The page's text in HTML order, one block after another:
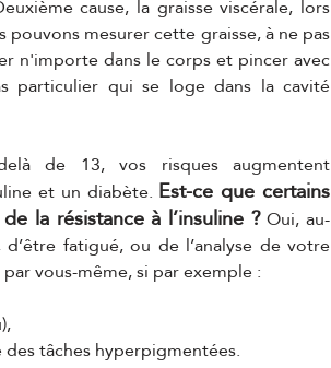
cause, la graisse viscérale, lors
pouvons mesurer cette graisse, à ne pas
n'importe dans le corps et pincer avec
particulier qui se loge dans la cavité
de 13, vos risques augmentent
et un diabète. Est-ce que certains
la résistance à l’insuline ? Oui, au-
fatigué, ou de l’analyse de votre
vous-même, si par exemple :
des tâches hyperpigmentées.